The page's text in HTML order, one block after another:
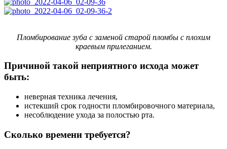
Пломбирование зуба с заменой старой пломбы с плохим
краевым прилеганием.
Причиной такой неприятного исхода может
быть:
неверная техника лечения,
истекший срок годности пломбировочного материала,
несоблюдение ухода за полостью рта.
Сколько времени требуется?